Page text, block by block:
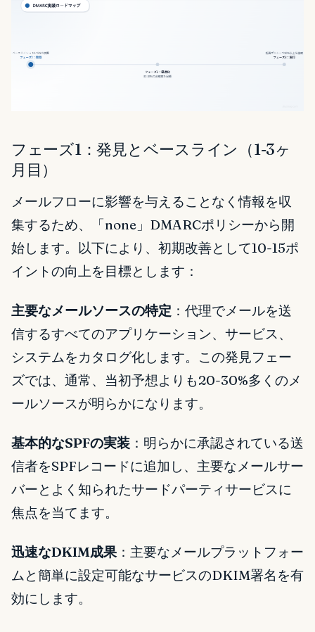
フェーズ1：発見とベースライン（1-3ヶ
月目）
メールフローに影響を与えることなく情報を収
集するため、「none」DMARCポリシーから開
始します。以下により、初期改善として10-15ポ
イントの向上を目標とします：
主要なメールソースの特定 ：代理でメールを送
信するすべてのアプリケーション、サービス、
システムをカタログ化します。この発見フェー
ズでは、通常、当初予想よりも20-30%多くのメ
ールソースが明らかになります。
基本的なSPFの実装 ：明らかに承認されている送
信者をSPFレコードに追加し、主要なメールサー
バーとよく知られたサードパーティサービスに
焦点を当てます。
迅速なDKIM成果 ：主要なメールプラットフォー
ムと簡単に設定可能なサービスのDKIM署名を有
効にします。